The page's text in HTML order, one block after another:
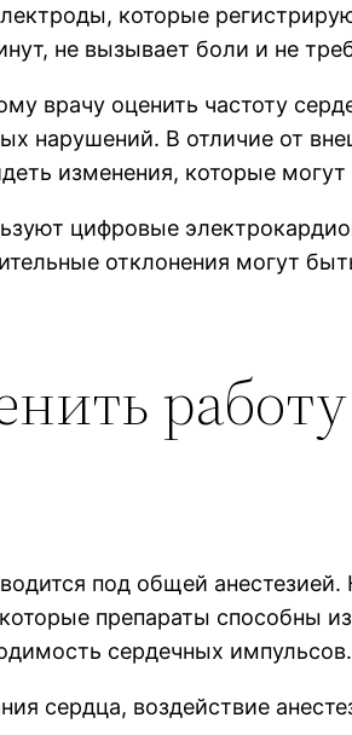
которые
не вызывает боли и не
врачу оценить частоту
нарушений. В отличие от
изменения, которые могут
цифровые
отклонения могут
под общей
препараты способны
сердечных импульсов.
сердца, воздействие